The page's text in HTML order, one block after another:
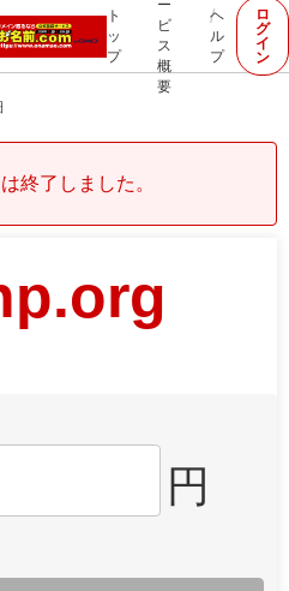
ト
ッ
プ
ー
ビ
ス
概
要
ヘ
ル
プ
ロ
グ
イ
ン
終了しました。
円